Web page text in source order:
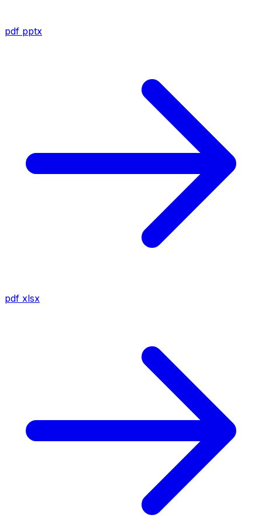
pdf pptx
pdf xlsx